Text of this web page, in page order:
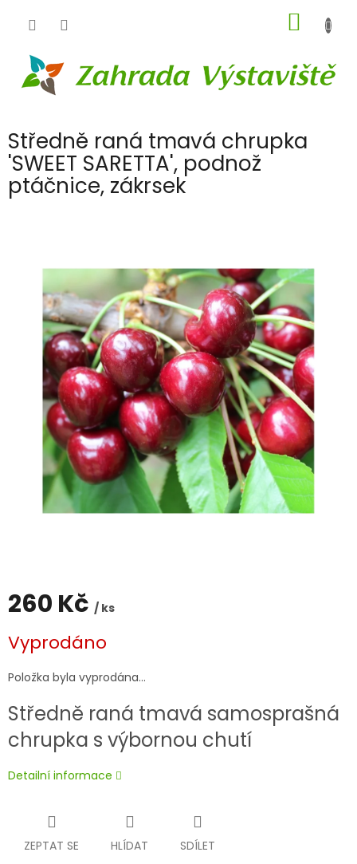
KOŠÍK
Středně raná tmavá chrupka
'SWEET SARETTA', podnož
ptáčnice, zákrsek
260 Kč / ks
cena:
Vyprodáno
Položka byla vyprodána…
Středně raná tmavá samosprašná
chrupka s výbornou chutí
Detailní informace
ZEPTAT SE HLÍDAT SDÍLET